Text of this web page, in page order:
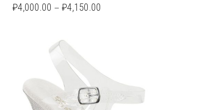
₽4,000.00 – ₽4,150.00